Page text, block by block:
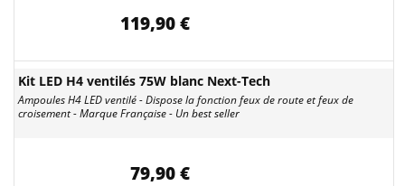
119,90 €
Kit LED H4 ventilés 75W blanc Next-Tech
Ampoules H4 LED ventilé - Dispose la fonction feux de route et feux de
croisement - Marque Française - Un best seller
79,90 €